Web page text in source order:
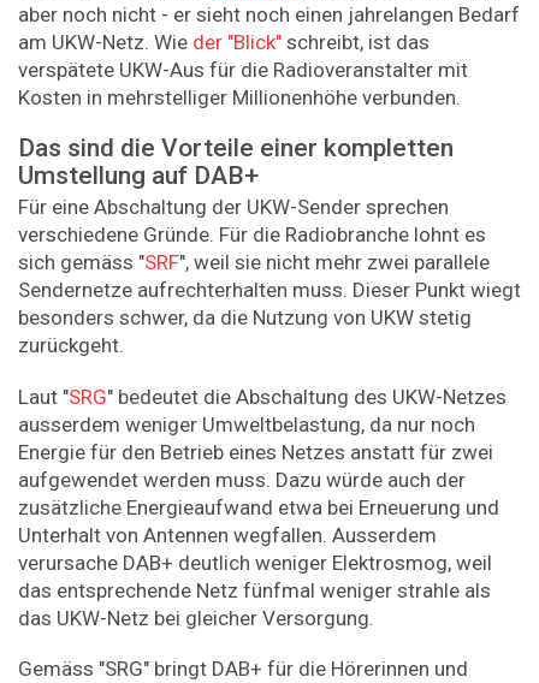
aber noch nicht - er sieht noch einen jahrelangen Bedarf
am UKW-Netz. Wie der "Blick" schreibt, ist das
verspätete UKW-Aus für die Radioveranstalter mit
Kosten in mehrstelliger Millionenhöhe verbunden.
Das sind die Vorteile einer kompletten
Umstellung auf DAB+
Für eine Abschaltung der UKW-Sender sprechen
verschiedene Gründe. Für die Radiobranche lohnt es
sich gemäss "SRF", weil sie nicht mehr zwei parallele
Sendernetze aufrechterhalten muss. Dieser Punkt wiegt
besonders schwer, da die Nutzung von UKW stetig
zurückgeht.
Laut "SRG" bedeutet die Abschaltung des UKW-Netzes
ausserdem weniger Umweltbelastung, da nur noch
Energie für den Betrieb eines Netzes anstatt für zwei
aufgewendet werden muss. Dazu würde auch der
zusätzliche Energieaufwand etwa bei Erneuerung und
Unterhalt von Antennen wegfallen. Ausserdem
verursache DAB+ deutlich weniger Elektrosmog, weil
das entsprechende Netz fünfmal weniger strahle als
das UKW-Netz bei gleicher Versorgung.
Gemäss "SRG" bringt DAB+ für die Hörerinnen und